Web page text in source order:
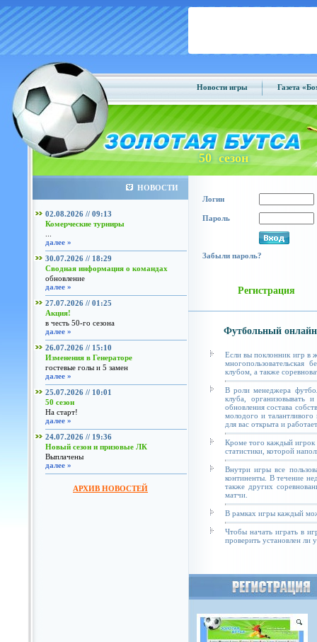
Новости игры Газета
50 сезон
НОВОСТИ
02.08.2026 // 09:13
Комерческие турниры
далее »
30.07.2026 // 18:29
Сводная информация о командах
обновление
далее »
27.07.2026 // 01:25
Акция!
в честь 50-го сезона
далее »
26.07.2026 // 15:10
Изменения в Генераторе
гостевые голы и 5 замен
далее »
25.07.2026 // 10:01
50 сезон
На старт!
далее »
24.07.2026 // 19:36
Новый сезон и призовые ЛК
Выплачены
далее »
АРХИВ НОВОСТЕЙ
Логин
Пароль
Забыли пароль?
Регистрация
Футбольный
Если вы поклонник игр в
клубом, а также
В роли менеджера
клуба, организовывать
обновления состава
молодого и талантливого
для вас открыта и
Кроме того каждый игрок
статистики, которой
Внутри игры все
континенты. В течение
также других
матчи.
В рамках игры каждый
Чтобы начать играть в
проверить установлен ли